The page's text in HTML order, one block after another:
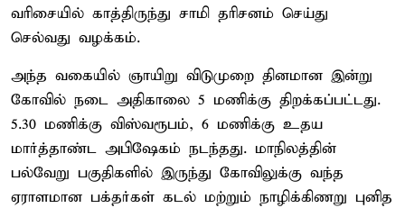
வரிசையில் காத்திருந்து சாமி தரிசனம் செய்து
செல்வது வழக்கம்.
அந்த வகையில் ஞாயிறு விடுமுறை தினமான இன்று
கோவில் நடை அதிகாலை 5 மணிக்கு திறக்கப்பட்டது.
5.30 மணிக்கு விஸ்வரூபம், 6 மணிக்கு உதய
மார்த்தாண்ட அபிஷேகம் நடந்தது. மாநிலத்தின்
பல்வேறு பகுதிகளில் இருந்து கோவிலுக்கு வந்த
ஏராளமான பக்தர்கள் கடல் மற்றும் நாழிக்கிணறு புனித